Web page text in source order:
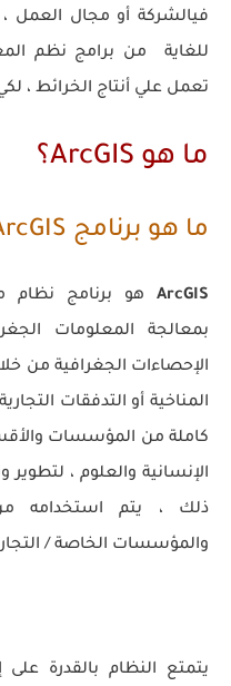
فيالشركة أو مجال العمل
للغاية من برامج نظم
تعمل علي أنتاج الخرائط ،
ما هو ArcGIS؟
ما هو برنامج ArcGIS
ArcGIS هو برنامج نظام
بمعالجة المعلومات
الإحصاءات الجغرافية من
المناخية أو التدفقات
كاملة من المؤسسات
الإنسانية والعلوم ،
ذلك ، يتم استخدامه
والمؤسسات الخاصة /
يتمتع النظام بالقدرة